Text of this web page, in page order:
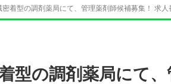
着型の調剤薬局にて、管理薬剤師候補募集！ 求人
型の調剤薬局にて